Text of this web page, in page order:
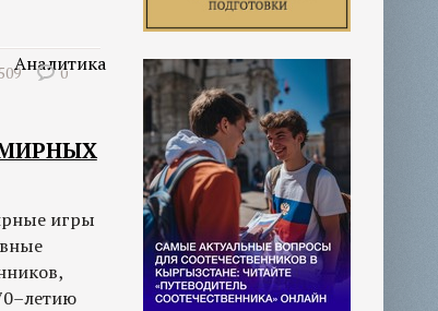
Аналитика
0
игры